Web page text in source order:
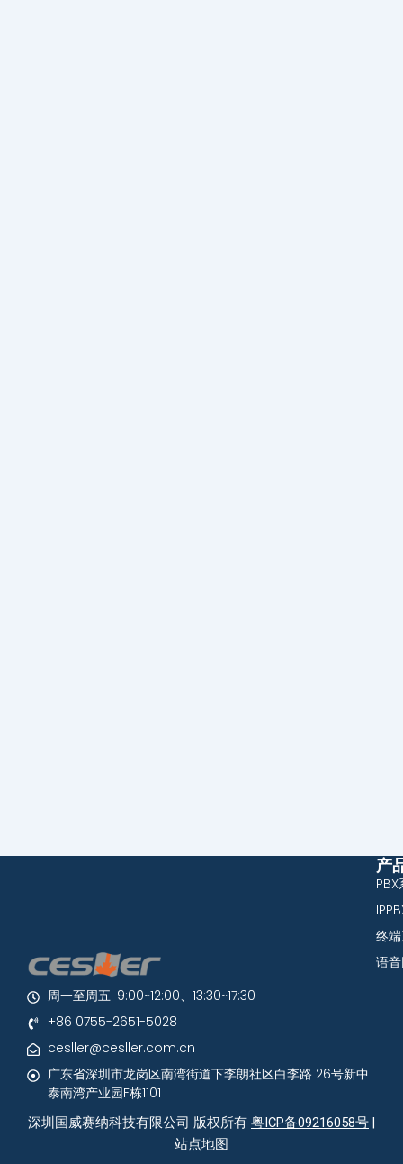
周一至周五: 9:00~12:00、13:30~17:30
+86 0755-2651-5028
cesller@cesller.com.cn
广东省深圳市龙岗区南湾街道下李朗社区白李路 26号新中
泰南湾产业园F栋1101
产
终
语
深圳国威赛纳科技有限公司 版权所有 粤ICP备09216058号 |
站点地图